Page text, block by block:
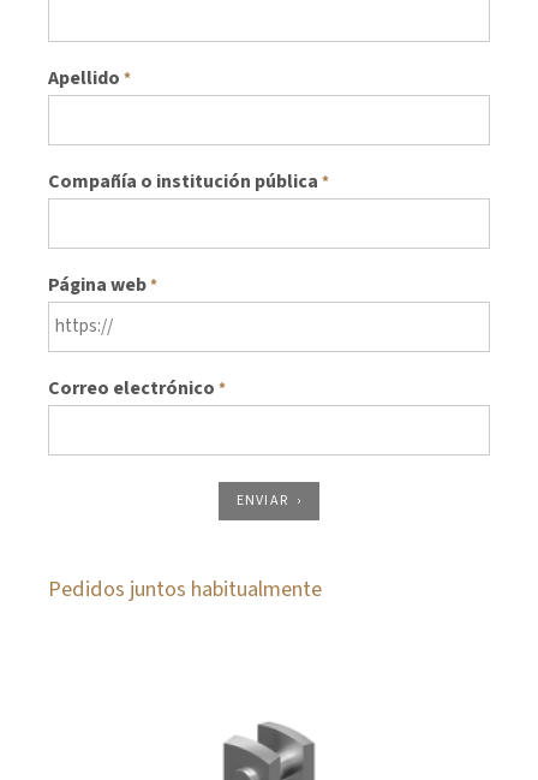
Apellido *
Compañía o institución pública *
Página web*
Correo electrónico *
ENVIAR
Pedidos juntos habitualmente